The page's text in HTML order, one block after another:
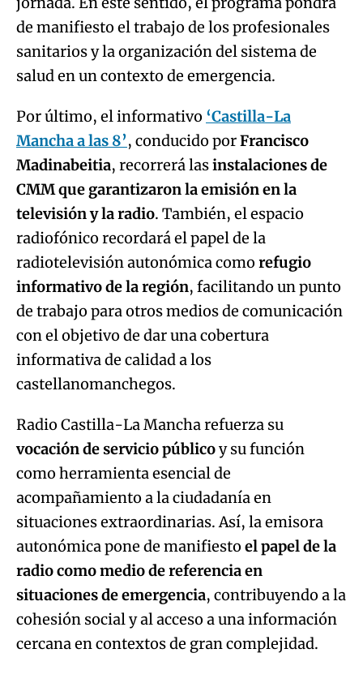
de manifiesto el trabajo de los profesionales
sanitarios y la organización del sistema de
salud en un contexto de emergencia.
Por último, el informativo ‘Castilla-La
Mancha a las 8’, conducido porFrancisco
Madinabeitia, recorrerá lasinstalaciones de
CMM que garantizaron la emisión en la
televisión y la radio. También, el espacio
radiofónico recordará el papel de la
radiotelevisión autonómica como refugio
informativo de la región, facilitando un punto
de trabajo para otros medios de comunicación
con el objetivo de dar una cobertura
informativa de calidad a los
castellanomanchegos.
Radio Castilla-La Mancha refuerza su
vocación de servicio públicoy su función
como herramienta esencial de
acompañamiento a la ciudadanía en
situaciones extraordinarias. Así, la emisora
autonómica pone de manifiesto el papel de la
radio como medio de referencia en
situaciones de emergencia, contribuyendo a la
cohesión social y al acceso a una información
cercana en contextos de gran complejidad.